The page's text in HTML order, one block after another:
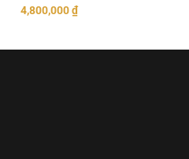
4,800,000₫